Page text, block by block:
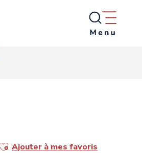
aux favoris
Ajouter à mes favoris